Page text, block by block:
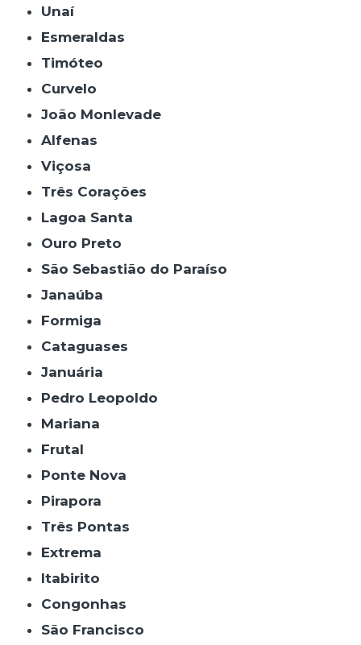
Unaí
Esmeraldas
Timóteo
Curvelo
João Monlevade
Alfenas
Viçosa
Três Corações
Lagoa Santa
Ouro Preto
São Sebastião do Paraíso
Janaúba
Formiga
Cataguases
Januária
Pedro Leopoldo
Mariana
Frutal
Ponte Nova
Pirapora
Três Pontas
Extrema
Itabirito
Congonhas
São Francisco